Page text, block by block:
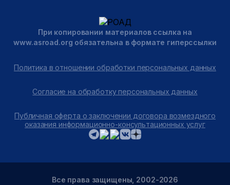
При копировании материалов ссылка на
www.asroad.org обязательна в формате гиперссылки
Политика в отношении обработки персональных данных
Согласие на обработку персональных данных
Публичная оферта о заключении договора возмездного
оказания информационно-консультационных услуг
Все права защищены, 2002-2026